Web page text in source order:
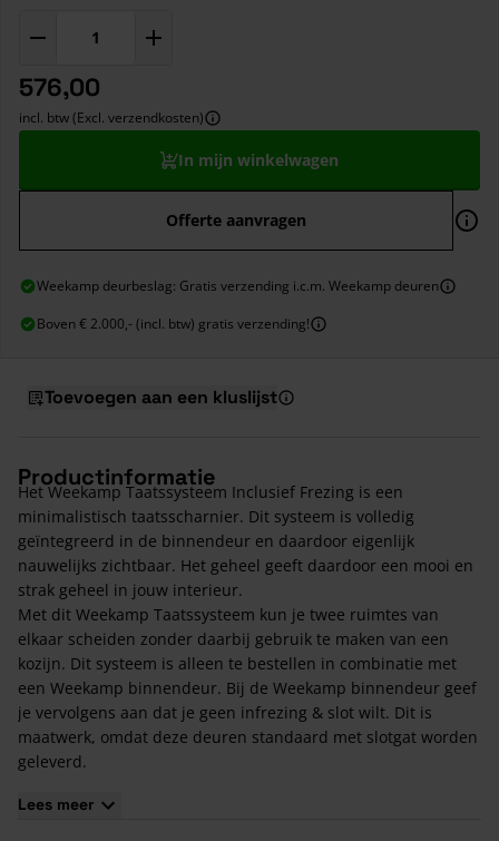
576,00
incl. btw (Excl. verzendkosten)
In mijn winkelwagen
Offerte aanvragen
Weekamp deurbeslag: Gratis verzending i.c.m. Weekamp deuren
Boven € 2.000,- (incl. btw) gratis verzending!
Toevoegen aan een kluslijst
Productinformatie
Het Weekamp Taatssysteem Inclusief Frezing is een
minimalistisch taatsscharnier. Dit systeem is volledig
geïntegreerd in de binnendeur en daardoor eigenlijk
nauwelijks zichtbaar. Het geheel geeft daardoor een mooi en
strak geheel in jouw interieur.
Met dit Weekamp Taatssysteem kun je twee ruimtes van
elkaar scheiden zonder daarbij gebruik te maken van een
kozijn. Dit systeem is alleen te bestellen in combinatie met
een Weekamp binnendeur. Bij de Weekamp binnendeur geef
je vervolgens aan dat je geen infrezing & slot wilt. Dit is
maatwerk, omdat deze deuren standaard met slotgat worden
geleverd.
Kenmerken Weekamp Taatssysteem
Lees meer